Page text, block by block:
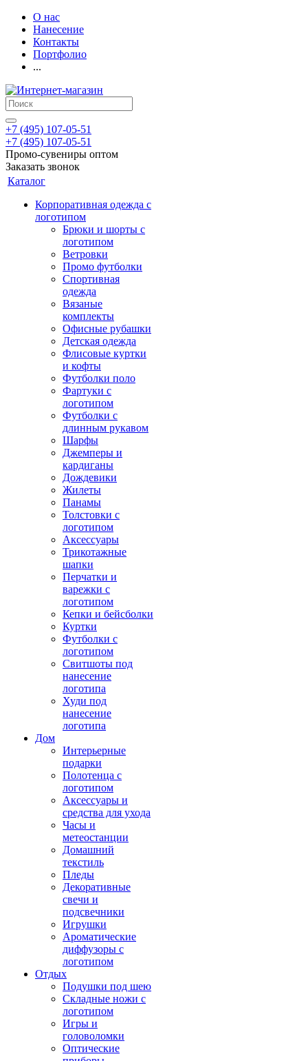
О нас
Нанесение
Контакты
Портфолио
...
+7 (495) 107-05-51
+7 (495) 107-05-51
Промо-сувениры оптом
Заказать звонок
Каталог
Корпоративная одежда с
логотипом
Брюки и шорты с
логотипом
Ветровки
Промо футболки
Спортивная
одежда
Вязаные
комплекты
Офисные рубашки
Детская одежда
Флисовые куртки
и кофты
Футболки поло
Фартуки с
логотипом
Футболки с
длинным рукавом
Шарфы
Джемперы и
кардиганы
Дождевики
Жилеты
Панамы
Толстовки с
логотипом
Аксессуары
Трикотажные
шапки
Перчатки и
варежки с
логотипом
Кепки и бейсболки
Куртки
Футболки с
логотипом
Свитшоты под
нанесение
логотипа
Худи под
нанесение
логотипа
Дом
Интерьерные
подарки
Полотенца с
логотипом
Аксессуары и
средства для ухода
Часы и
метеостанции
Домашний
текстиль
Пледы
Декоративные
свечи и
подсвечники
Игрушки
Ароматические
диффузоры с
логотипом
Отдых
Подушки под шею
Складные ножи с
логотипом
Игры и
головоломки
Оптические